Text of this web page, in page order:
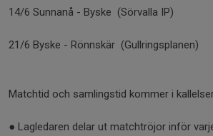
14/6 Sunnanå - Byske (Sörvalla IP)
21/6 Byske - Rönnskär (Gullringsplanen)
Matchtid och samlingstid kommer i
● Lagledaren delar ut matchtröjor inför